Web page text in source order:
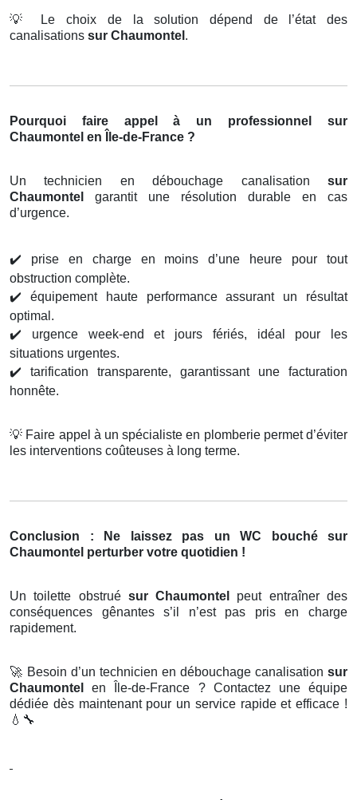
💡
Le choix de la solution dépend de l’état des
canalisations sur Chaumontel .
Pourquoi faire appel à un professionnel sur
Chaumontel en Île-de-France ?
Un technicien en débouchage canalisation sur
Chaumontel garantit une résolution durable en cas
d’urgence.
✔️ prise en charge en moins d’une heure pour tout
obstruction complète.
✔️ équipement haute performance assurant un résultat
optimal.
✔️ urgence week-end et jours fériés, idéal pour les
situations urgentes.
✔️ tarification transparente, garantissant une facturation
honnête.
💡 Faire appel à un spécialiste en plomberie permet d’éviter
les interventions coûteuses à long terme.
Conclusion : Ne laissez pas un WC bouché sur
Chaumontel perturber votre quotidien !
Un toilette obstrué sur Chaumontel peut entraîner des
conséquences gênantes s’il n’est pas pris en charge
rapidement.
🚀 Besoin d’un technicien en débouchage canalisation sur
Chaumontelen Île-de-France ? Contactez une équipe
dédiée dès maintenant pour un service rapide et efficace !
💧🔧